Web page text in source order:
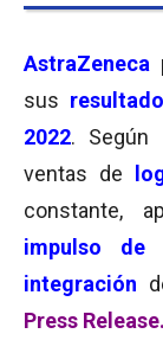
AstraZeneca
sus
2022. Según
ventas de
constante,
impulso de
integración
Press Release.